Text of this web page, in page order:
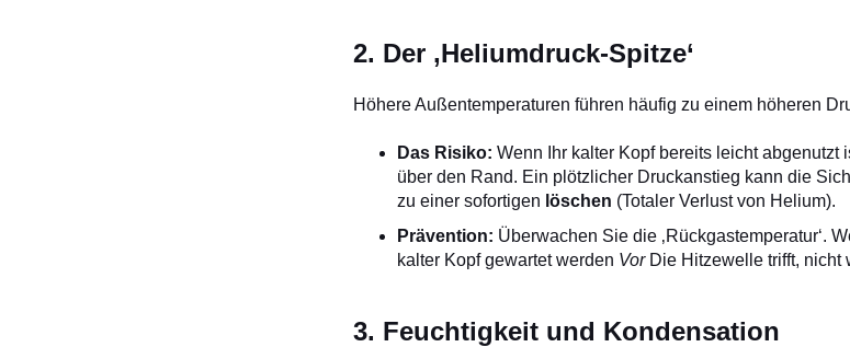
2. Der ‚Heliumdruck-Spitze‘
Höhere Außentemperaturen führen häufig zu einem höheren
Das Risiko: Wenn Ihr kalter Kopf bereits leicht abgenutzt
über den Rand. Ein plötzlicher Druckanstieg kann die
zu einer sofortigen löschen (Totaler Verlust von Helium).
Prävention: Überwachen Sie die ‚Rückgastemperatur‘.
kalter Kopf gewartet werden VorDie Hitzewelle trifft, nicht
3. Feuchtigkeit und Kondensation